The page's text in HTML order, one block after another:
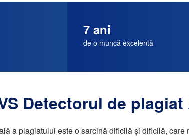
7 ani
de o muncă excelentă
Detectorul de plagiat
a plagiatului este o sarcină dificilă și dificilă, care